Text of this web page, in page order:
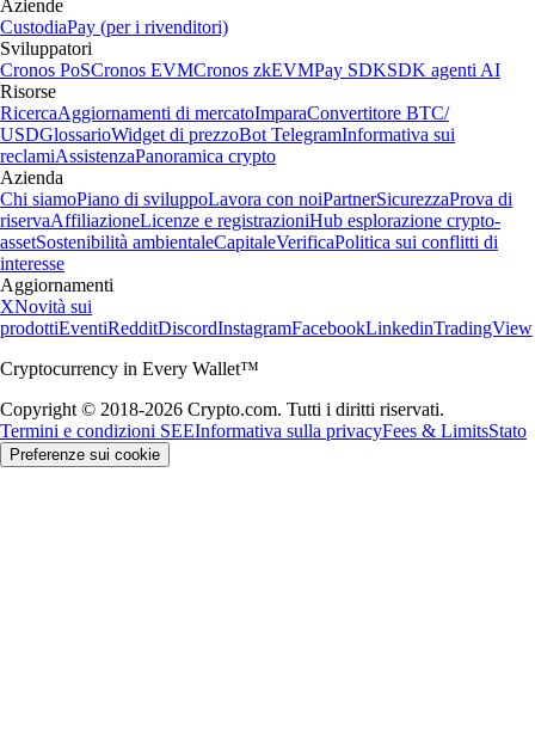
Aziende
CustodiaPay (per i rivenditori)
Sviluppatori
Cronos PoSCronos EVMCronos zkEVMPay SDKSDK agenti AI
Risorse
RicercaAggiornamenti di mercatoImparaConvertitore BTC/
USDGlossarioWidget di prezzoBot TelegramInformativa sui
reclamiAssistenzaPanoramica crypto
Azienda
Chi siamoPiano di sviluppoLavora con noiPartnerSicurezzaProva di
riservaAffiliazioneLicenze e registrazioniHub esplorazione crypto-
assetSostenibilità ambientaleCapitaleVerificaPolitica sui conflitti di
interesse
Aggiornamenti
XNovità sui
prodottiEventiRedditDiscordInstagramFacebookLinkedinTradingView
Cryptocurrency in Every Wallet™
Copyright © 2018-2026 Crypto.com. Tutti i diritti riservati.
Termini e condizioni SEEInformativa sulla privacyFees & LimitsStato
Preferenze sui cookie